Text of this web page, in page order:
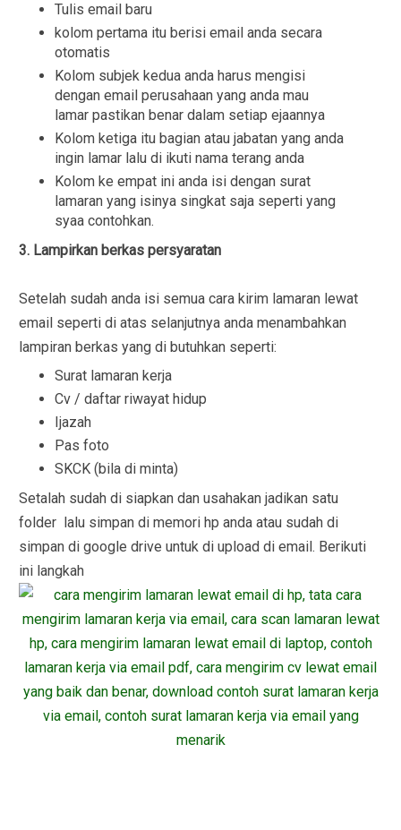
Tulis email baru
kolom pertama itu berisi email anda secara
otomatis
Kolom subjek kedua anda harus mengisi
dengan email perusahaan yang anda mau
lamar pastikan benar dalam setiap ejaannya
Kolom ketiga itu bagian atau jabatan yang anda
ingin lamar lalu di ikuti nama terang anda
Kolom ke empat ini anda isi dengan surat
lamaran yang isinya singkat saja seperti yang
syaa contohkan.
3. Lampirkan berkas persyaratan
Setelah sudah anda isi semua cara kirim lamaran lewat
email seperti di atas selanjutnya anda menambahkan
lampiran berkas yang di butuhkan seperti:
Surat lamaran kerja
Cv / daftar riwayat hidup
Ijazah
Pas foto
SKCK (bila di minta)
Setalah sudah di siapkan dan usahakan jadikan satu
folder lalu simpan di memori hp anda atau sudah di
simpan di google drive untuk di upload di email. Berikuti
ini langkah